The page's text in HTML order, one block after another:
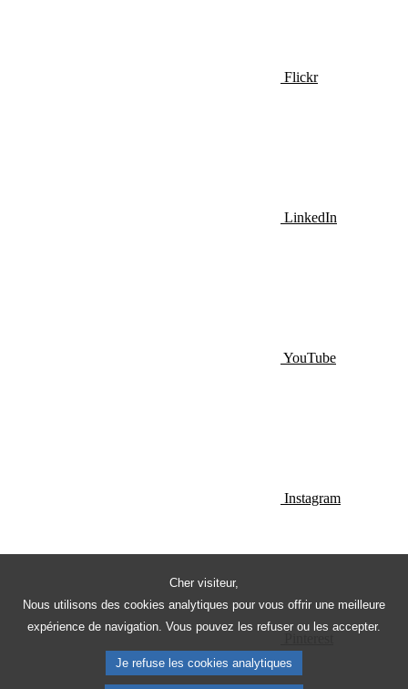
Cher visiteur,
Nous utilisons des cookies analytiques pour vous offrir une meilleure
expérience de navigation. Vous pouvez les refuser ou les accepter.
Je refuse les cookies analytiques
Flickr
LinkedIn
YouTube
Instagram